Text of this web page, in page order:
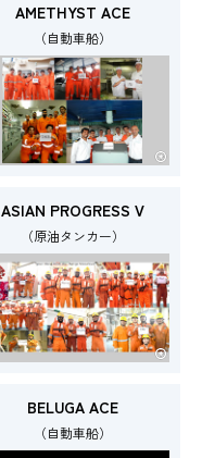
AMETHYST ACE
（自動車船）
ASIAN PROGRESS V
（原油タンカー）
BELUGA ACE
（自動車船）